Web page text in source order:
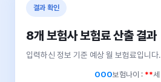
결과 확인
8개 보험사 보험료 산출 결과
입력하신 정보 기준 예상 월 보험료입니다.
OOO보험나이 : **세